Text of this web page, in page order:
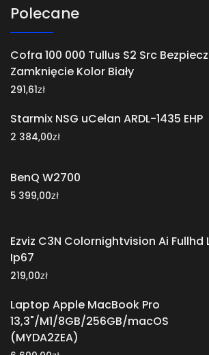
Polecane
Cofra 100 000 Tullus S2 Src
Zamknięcie Kolor Biały
291,61zł
Starmix NSG uCelan ARDL-1435 EHP
2 384,00zł
BenQ W2700
5 399,00zł
Ezviz C3N Colornightvision Ai Fullhd
Ip67
219,00zł
Laptop Apple MacBook Pro
13,3"/M1/8GB/256GB/macOS
(MYDA2ZEA)